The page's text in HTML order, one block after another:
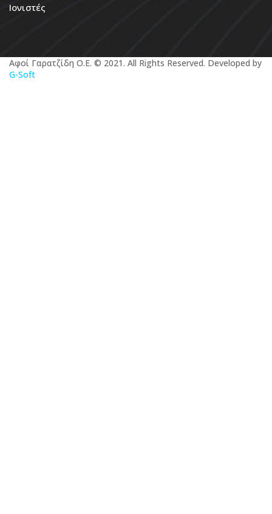
Ιονιστές
Αφοί Γαρατζίδη Ο.Ε. © 2021. All Rights Reserved. Developed by
G-Soft